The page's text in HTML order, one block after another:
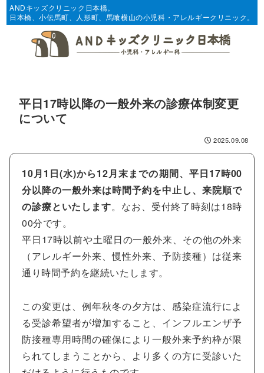
ANDキッズクリニック日本橋。
日本橋、小伝馬町、人形町、馬喰横山の小児科・アレルギークリニック。
平日17時以降の一般外来の診療体制変更
について
2025.09.08
10月1日(水)から12月末までの期間、平日17時00
分以降の一般外来は時間予約を中止し、来院順で
の診療といたします。なお、受付終了時刻は18時
00分です。
平日17時以前や土曜日の一般外来、その他の外来
（アレルギー外来、慢性外来、予防接種）は従来
通り時間予約を継続いたします。
この変更は、例年秋冬の夕方は、感染症流行によ
る受診希望者が増加すること、インフルエンザ予
防接種専用時間の確保により一般外来予約枠が限
られてしまうことから、より多くの方に受診いた